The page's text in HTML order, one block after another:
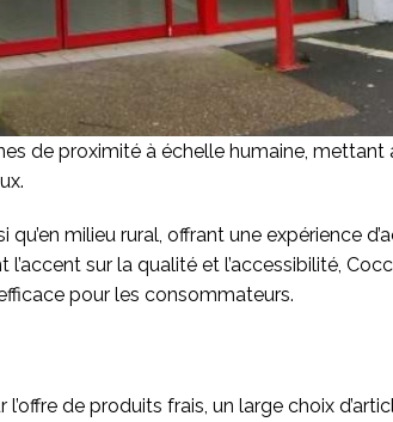
de proximité à échelle humaine,
milieu rural, offrant une expérience
sur la qualité et l’accessibilité,
pour les consommateurs.
de produits frais, un large choix